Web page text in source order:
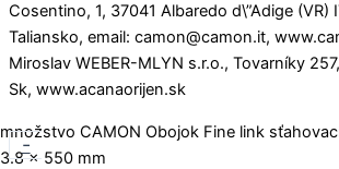
Cosentino, 1, 37041 Albaredo d\”Adige (VR)
Taliansko, email: camon@camon.it,
Miroslav WEBER-MLYN s.r.o., Tovarníky
Sk, www.acanaorijen.sk
-
množstvo CAMON Obojok Fine link
3.8 x 550 mm